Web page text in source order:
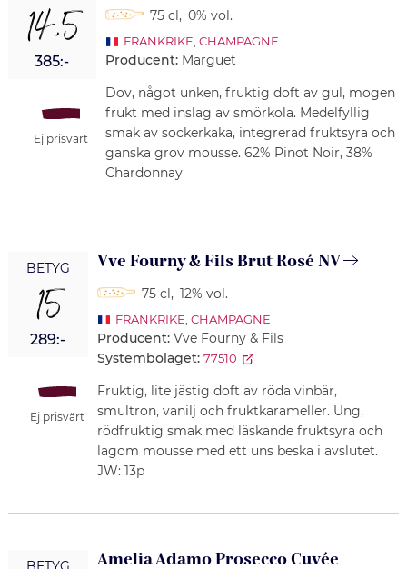
14,5
385:-
Ej prisvärt
75 cl, 0% vol.
FRANKRIKE CHAMPAGNE
Producent: Marguet
Dov, något unken, fruktig doft av gul, mogen
frukt med inslag av smörkola. Medelfyllig
smak av sockerkaka, integrerad fruktsyra och
ganska grov mousse. 62% Pinot Noir, 38%
Chardonnay
BETYG
15
289:-
Ej prisvärt
Vve Fourny & Fils Brut Rosé NV
75 cl, 12% vol.
FRANKRIKE CHAMPAGNE
Producent: Vve Fourny & Fils
Systembolaget: 77510
Fruktig, lite jästig doft av röda vinbär,
smultron, vanilj och fruktkarameller. Ung,
rödfruktig smak med läskande fruktsyra och
lagom mousse med ett uns beska i avslutet.
JW: 13p
Amelia Adamo Prosecco Cuvée